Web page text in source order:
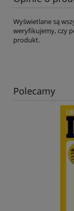
Wyświetlane są
weryfikujemy, czy
produkt.
Polecamy